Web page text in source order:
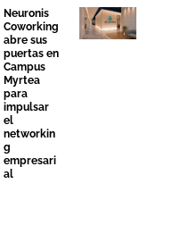
Neuronis
Coworking
abre sus
puertas en
Campus
Myrtea
para
impulsar
el
networkin
g
empresari
al